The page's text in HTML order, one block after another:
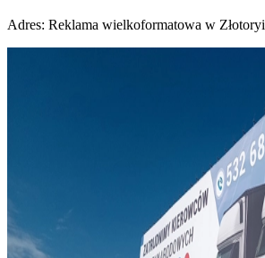
Adres: Reklama wielkoformatowa w Złotoryi